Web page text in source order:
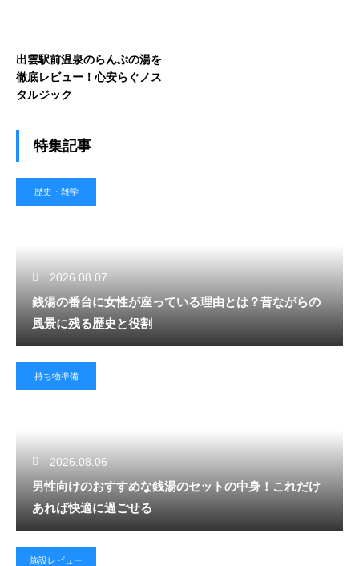
出雲駅前温泉のらんぷの湯を
徹底レビュー！心安らぐノス
タルジック
特集記事
歴史・雑学
2026.08.07
銭湯の番台に女性が座っている理由とは？昔ながらの
風景に残る歴史と役割
持ち物準備
2026.08.06
男性向けのおすすめな銭湯のセットの中身！これだけ
あれば快適に過ごせる
施設レビュー